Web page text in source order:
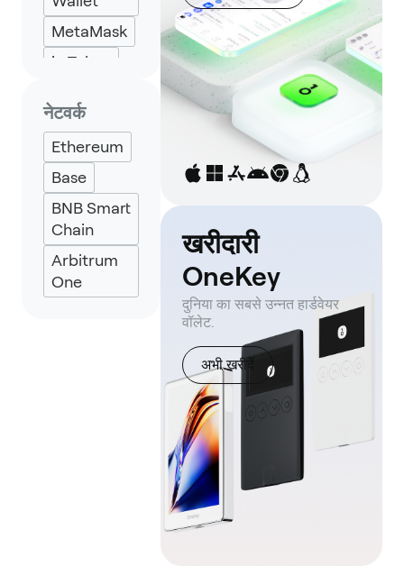
MetaMask
imToken
Backpack
Keplr
Eternl
UniSat
नेटवर्क
Ethereum
Base
BNB Smart
Chain
Arbitrum
One
खरीदारी
OneKey
दुनिया का सबसे उन्नत हार्डवेयर
वॉलेट.
अभी खरीदें